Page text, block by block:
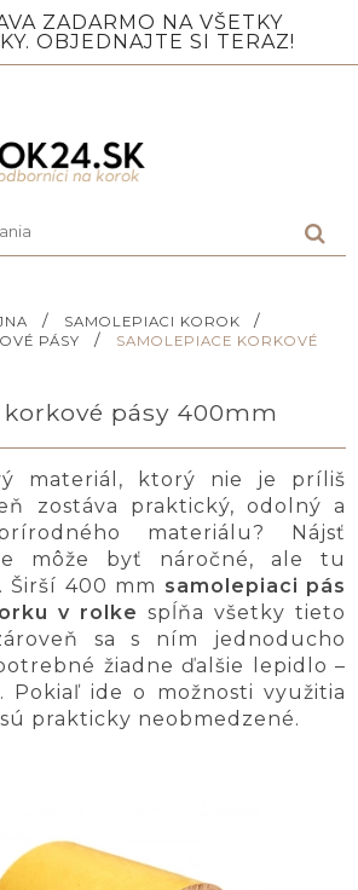
ZADARMO NA VŠETKY
OBJEDNAJTE SI TERAZ!
/ SAMOLEPIACI KOROK /
PÁSY /
SAMOLEPIACE KORKOVÉ
pásy 400mm
materiál, ktorý nie je príliš
zostáva praktický, odolný a
materiálu? Nájsť
môže byť náročné, ale tu
Širší 400 mm samolepiaci pás
v rolke spĺňa všetky tieto
sa s ním jednoducho
žiadne ďalšie lepidlo –
Pokiaľ ide o možnosti využitia
prakticky neobmedzené.